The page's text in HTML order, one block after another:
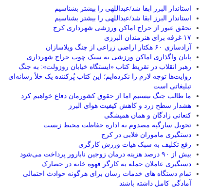
استاندار البرز ابقا شد/عبداللهی را بیشتر بشناسیم
استاندار البرز ابقا شد/عبداللهی را بیشتر بشناسیم
تحقق عبور از حراج اماکن ورزشی شهرداری کرج
۱۷ غرفه برای هنرمندان البرزی
آزادسازی ۶۰ هکتار اراضی زراعی از چنگ ویلاسازان
پایان واگذاری اماکن ورزشی به سبک چوب حراج شهرداری
رهبر انقلاب در تقریظ کتاب «ایستگاه خیابان روزولت»: به جنگ
روایت‌ها توجه لازم را نکرده‌ایم؛ این کتاب پُرکننده‌ یک خلأ رسانه‌ای
تبلیغاتی است
ما طالب جنگ نیستیم اما از حقوق کشورمان دفاع خواهیم کرد
هشدار سطح زرد و کاهش کیفیت هوای البرز
کنعانی زادگان و همان همیشگی
تحویل سارگپه مصدوم به اداره حفاظت محیط زیست
دستگیری ماموران قلابی در کرج
رفع تکلیف به سبک هیات ورزش کارگری
بیش از ۹۰ درصد هزینه درمان زوجین نابارور پرداخت می‌شود
دستگیری عاملان حمله به کارگر قهوه خانه در حصارک
تمام دستگاه های خدمات رسان برای هرگونه حوادث احتمالی
آمادگی کامل داشته باشند